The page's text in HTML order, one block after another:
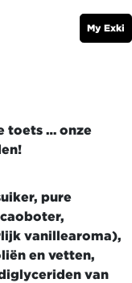
My Exki
toets … onze
pure
vanillearoma),
en vetten,
van